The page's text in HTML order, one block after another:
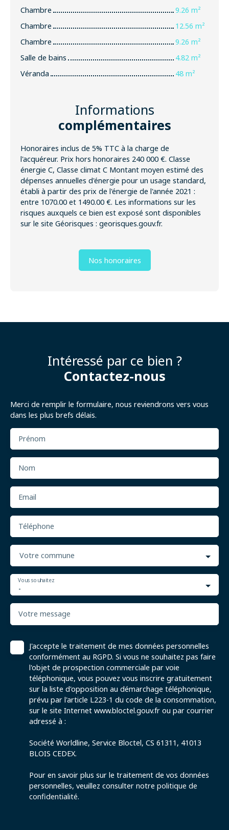
Chambre
9.26 m²
Chambre
12.56 m²
Chambre
9.26 m²
Salle de bains
4.82 m²
Véranda
48 m²
Informations
complémentaires
Honoraires inclus de 5% TTC à la charge de
l'acquéreur. Prix hors honoraires 240 000 €. Classe
énergie C, Classe climat C Montant moyen estimé des
dépenses annuelles d'énergie pour un usage standard,
établi à partir des prix de l'énergie de l'année 2021 :
entre 1070.00 et 1490.00 €. Les informations sur les
risques auxquels ce bien est exposé sont disponibles
sur le site Géorisques : georisques.gouv.fr.
Nos honoraires
Intéressé par ce bien ?
Contactez-nous
Merci de remplir le formulaire, nous reviendrons vers vous
dans les plus brefs délais.
Prénom
Nom
Email
Téléphone
Votre commune
-
Vous souhaitez
Votre message
J'accepte le traitement de mes données personnelles
conformément au RGPD. Si vous ne souhaitez pas faire
l'objet de prospection commerciale par voie
téléphonique, vous pouvez vous inscrire gratuitement
sur la liste d'opposition au démarchage téléphonique,
prévu par l'article L223-1 du code de la consommation,
sur le site Internet www.bloctel.gouv.fr ou par courrier
adressé à :
Société Worldline, Service Bloctel, CS 61311, 41013
BLOIS CEDEX.
Pour en savoir plus sur le traitement de vos données
personnelles, veuillez consulter notre politique de
confidentialité.